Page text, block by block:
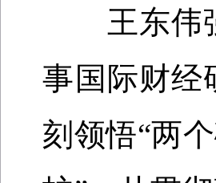
王东伟强
事国际财经
刻领悟“两